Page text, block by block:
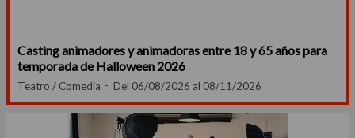
Casting animadores y animadoras entre 18 y 65 años para
temporada de Halloween 2026
Teatro / Comedia Del 06/08/2026 al 08/11/2026